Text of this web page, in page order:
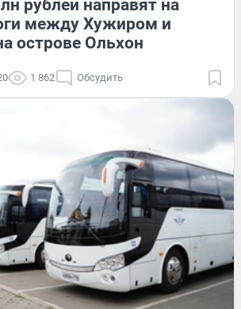
рублей направят на
между Хужиром и
острове Ольхон
1 862 Обсудить